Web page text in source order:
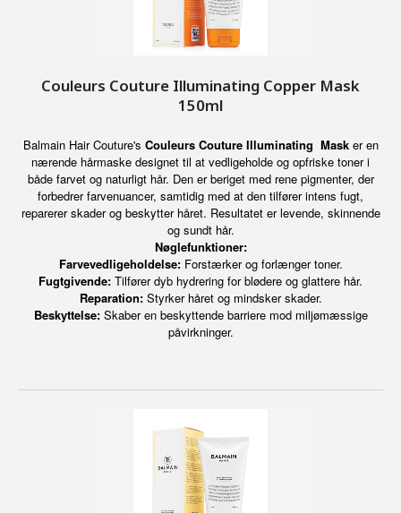
Couleurs Couture Illuminating Copper Mask
150ml
Balmain Hair Couture's Couleurs Couture Illuminating Masker en
nærende hårmaske designet til at vedligeholde og opfriske toner i
både farvet og naturligt hår. Den er beriget med rene pigmenter, der
forbedrer farvenuancer, samtidig med at den tilfører intens fugt,
reparerer skader og beskytter håret. Resultatet er levende, skinnende
og sundt hår.
Nøglefunktioner:
Farvevedligeholdelse:Forstærker og forlænger toner.
Fugtgivende: Tilfører dyb hydrering for blødere og glattere hår.
Reparation:Styrker håret og mindsker skader.
Beskyttelse:Skaber en beskyttende barriere mod miljømæssige
påvirkninger.